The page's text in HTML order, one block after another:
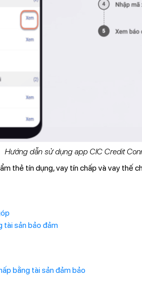
Hướng dẫn sử dụng app CIC Credit
thẻ tín dụng, vay tín chấp và vay thế
tài sản bảo đảm
bằng tài sản đảm bảo